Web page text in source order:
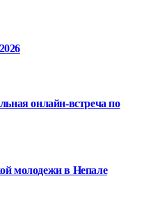
онлайн-встреча по
молодежи в Непале